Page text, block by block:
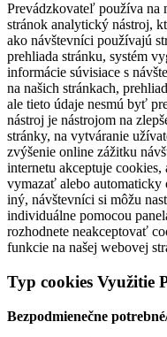
Prevádzkovateľ používa na
stránok analytický nástroj,
ako návštevníci používajú
prehliada stránku, systém
informácie súvisiace s
na našich stránkach,
ale tieto údaje nesmú byť
nástroj je nástrojom na
stránky, na vytváranie
zvýšenie online zážitku
internetu akceptuje
vymazať alebo automaticky
iný, návštevníci si môžu
individuálne pomocou
rozhodnete neakceptovať
funkcie na našej webovej
Typ cookies Využitie
Bezpodmienečne